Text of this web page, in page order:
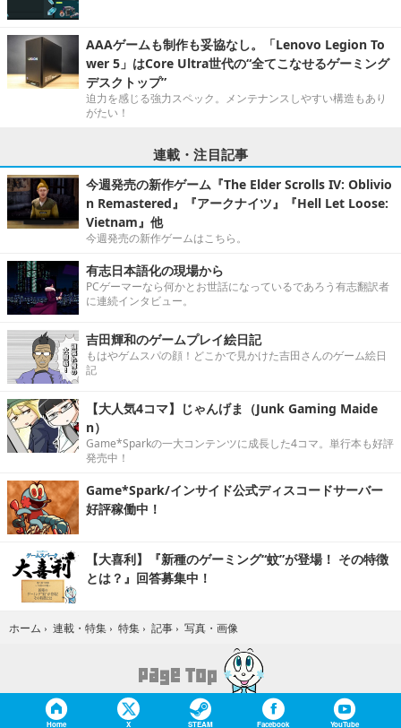
AAAゲームも制作も妥協なし。「Lenovo Legion To
wer 5」はCore Ultra世代の“全てこなせるゲーミング
デスクトップ”
迫力を感じる強力スペック。メンテナンスしやすい構造もあり
がたい！
連載・注目記事
今週発売の新作ゲーム『The Elder Scrolls IV: Oblivio
n Remastered』『アークナイツ』『Hell Let Loose:
Vietnam』他
今週発売の新作ゲームはこちら。
有志日本語化の現場から
PCゲーマーなら何かとお世話になっているであろう有志翻訳者
に連続インタビュー。
吉田輝和のゲームプレイ絵日記
もはやゲムスパの顔！どこかで見かけた吉田さんのゲーム絵日
記
【大人気4コマ】じゃんげま（Junk Gaming Maide
n）
Game*Sparkの一大コンテンツに成長した4コマ。単行本も好評
発売中！
Game*Spark/インサイド公式ディスコードサーバー
好評稼働中！
【大喜利】『新種のゲーミング“蚊”が登場！ その特徴
とは？』回答募集中！
ホーム › 連載・特集 › 特集 › 記事 › 写真・画像
Home X STEAM Facebook YouTube